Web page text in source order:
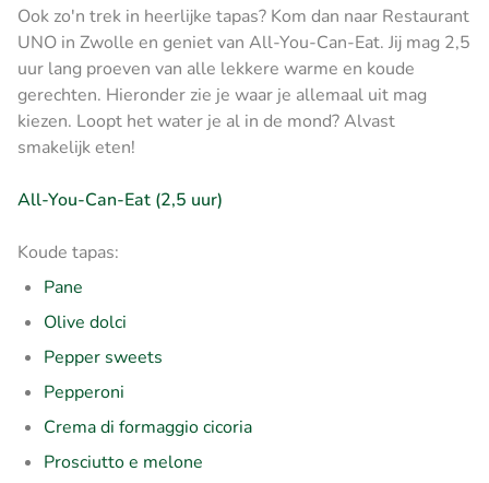
Ook zo'n trek in heerlijke tapas? Kom dan naar Restaurant
UNO in Zwolle en geniet van All-You-Can-Eat. Jij mag 2,5
uur lang proeven van alle lekkere warme en koude
gerechten. Hieronder zie je waar je allemaal uit mag
kiezen. Loopt het water je al in de mond? Alvast
smakelijk eten!
All-You-Can-Eat (2,5 uur)
Koude tapas:
Pane
Olive dolci
Pepper sweets
Pepperoni
Crema di formaggio cicoria
Prosciutto e melone